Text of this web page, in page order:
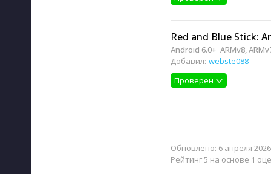
Red and Blue Stick:
Android 6.0+ ARMv8,
Добавил: webste088
Проверен
Обновлено: 6 апреля
Рейтинг 5 на основе 1